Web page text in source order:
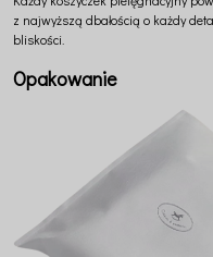
z najwyższą dbałością o każdy
bliskości.
Opakowanie